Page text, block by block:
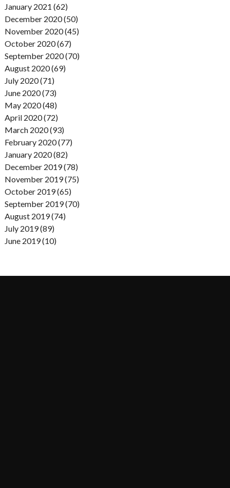
January 2021 (62)
December 2020 (50)
November 2020 (45)
October 2020 (67)
September 2020 (70)
August 2020 (69)
July 2020 (71)
June 2020 (73)
May 2020 (48)
April 2020 (72)
March 2020 (93)
February 2020 (77)
January 2020 (82)
December 2019 (78)
November 2019 (75)
October 2019 (65)
September 2019 (70)
August 2019 (74)
July 2019 (89)
June 2019 (10)